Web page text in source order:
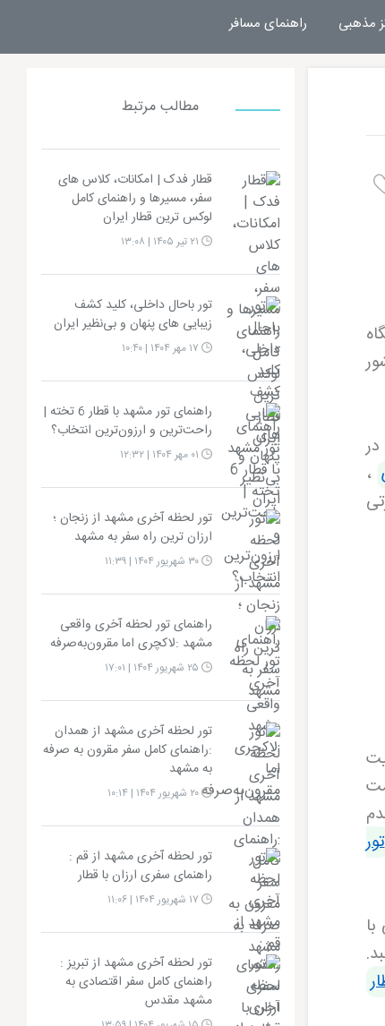
مذهبی راهنمای مسافر
،
تور
مطالب مرتبط
قطار فدک | امکانات، کلاس های
سفر، مسیرها و راهنمای کامل
لوکس ترین قطار ایران
تور باحال داخلی، کلید کشف
زیبایی های پنهان و بی‌نظیر ایران
راهنمای تور مشهد با قطار 6 تخته |
راحت‌ترین و ارزون‌ترین انتخاب؟
تور لحظه آخری مشهد از زنجان ؛
ارزان ترین راه سفر به مشهد
۳۰ شهریور ۱۴۰۴ | ۱۱:۳۹
راهنمای تور لحظه آخری واقعی
مشهد :لاکچری اما مقرون‌به‌صرفه
تور لحظه آخری مشهد از همدان
:راهنمای کامل سفر مقرون به صرفه
به مشهد
۲۰ شهریور ۱۴۰۴ | ۱۰:۱۴
تور لحظه آخری مشهد از قم :
راهنمای سفری ارزان با قطار
تور لحظه آخری مشهد از تبریز :
راهنمای کامل سفر اقتصادی به
مشهد مقدس